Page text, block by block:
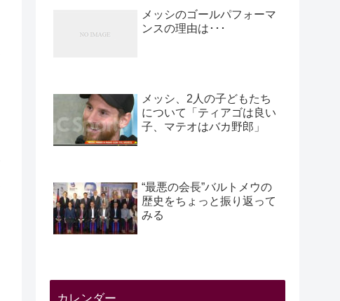
メッシのゴールパフォーマ
ンスの理由は･･･
メッシ、2人の子どもたち
について「ティアゴは良い
子、マテオはバカ野郎」
“最悪の会長”バルトメウの
歴史をちょっと振り返って
みる